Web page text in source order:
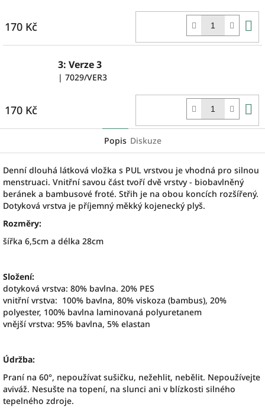
170 Kč
3: Verze 3
| 7029/VER3
170 Kč
Popis Diskuze
Denní dlouhá látková vložka s PUL vrstvou je vhodná pro silnou
menstruaci. Vnitřní savou část tvoří dvě vrstvy - biobavlněný
beránek a bambusové froté. Střih je na obou koncích rozšířený.
Dotyková vrstva je příjemný měkký kojenecký plyš.
Rozměry:
šířka 6,5cm a délka 28cm
Složení:
dotyková vrstva: 80% bavlna. 20% PES
vnitřní vrstva: 100% bavlna, 80% viskoza (bambus), 20%
polyester, 100% bavlna laminovaná polyuretanem
vnější vrstva: 95% bavlna, 5% elastan
Údržba:
Praní na 60°, nepoužívat sušičku, nežehlit, nebělit. Nepoužívejte
aviváž. Nesušte na topení, na slunci ani v blízkosti silného
tepelného zdroje.